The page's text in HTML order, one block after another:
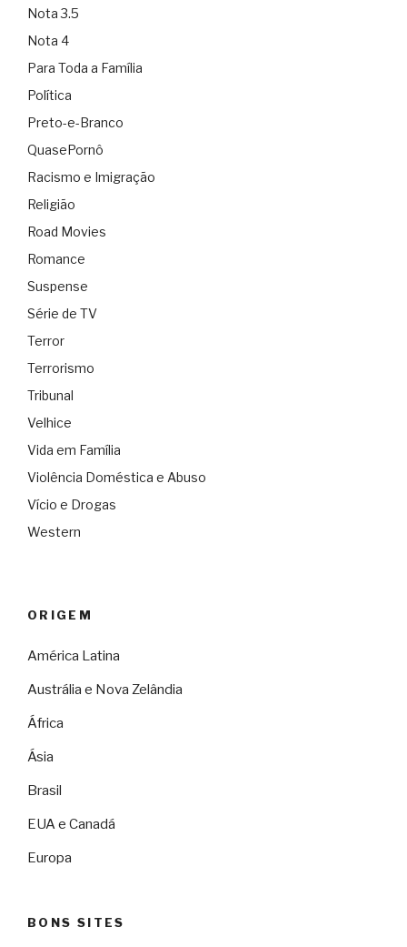
Nota 3.5
Nota 4
Para Toda a Família
Política
Preto-e-Branco
QuasePornô
Racismo e Imigração
Religião
Road Movies
Romance
Suspense
Série de TV
Terror
Terrorismo
Tribunal
Velhice
Vida em Família
Violência Doméstica e Abuso
Vício e Drogas
Western
ORIGEM
América Latina
Austrália e Nova Zelândia
África
Ásia
Brasil
EUA e Canadá
Europa
BONS SITES